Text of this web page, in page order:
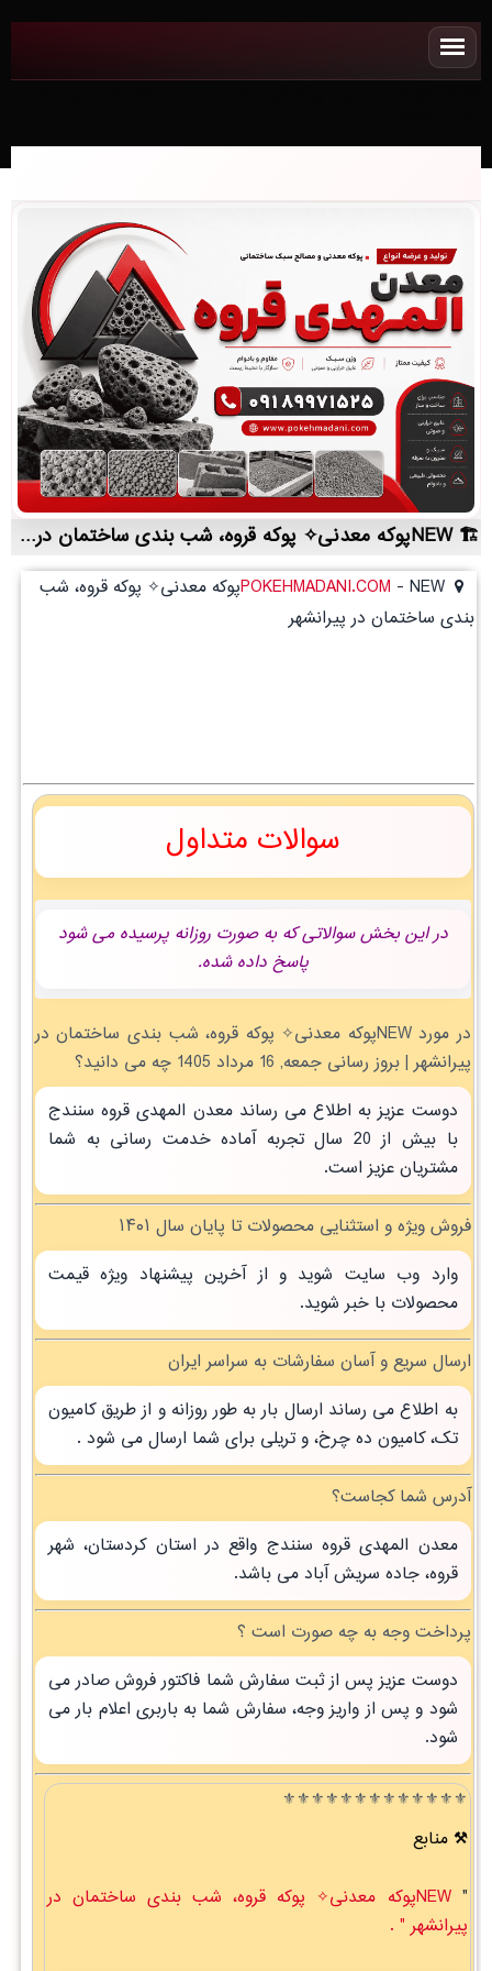
NEWپوکه معدنی✧ پوکه قروه، شب بندی ساختمان در پيرانشهر | لیست قیمت روز و خرید مستقیم ، مناسب تر از نمایندگی شهرستان ها
POKEHMADANI.COM -
NEWپوکه معدنی✧ پوکه قروه، شب
بندی ساختمان در پيرانشهر
سوالات متداول
در این بخش سوالاتی که به صورت روزانه پرسیده می شود
پاسخ داده شده.
در مورد NEWپوکه معدنی✧ پوکه قروه، شب بندی ساختمان در
پيرانشهر | بروز رسانی جمعه, 16 مرداد 1405 چه می دانید؟
دوست عزیز به اطلاع می رساند معدن المهدی قروه سنندج
با بیش از 20 سال تجربه آماده خدمت رسانی به شما
مشتریان عزیز است.
فروش ویژه و استثنایی محصولات تا پایان سال ۱۴۰۱
وارد وب سایت شوید و از آخرین پیشنهاد ویژه قیمت
محصولات با خبر شوید.
ارسال سریع و آسان سفارشات به سراسر ایران
به اطلاع می رساند ارسال بار به طور روزانه و از طریق کامیون
تک، کامیون ده چرخ، و تریلی برای شما ارسال می شود .
آدرس شما کجاست؟
معدن المهدی قروه سنندج واقع در استان کردستان، شهر
قروه، جاده سریش آباد می باشد.
پرداخت وجه به چه صورت است ؟
دوست عزیز پس از ثبت سفارش شما فاکتور فروش صادر می
شود و پس از واریز وجه، سفارش شما به باربری اعلام بار می
شود.
⚜️⚜️⚜️⚜️⚜️⚜️⚜️⚜️⚜️⚜️⚜️⚜️⚜️
منابع
"
NEWپوکه معدنی✧ پوکه قروه، شب بندی ساختمان در
پيرانشهر " .